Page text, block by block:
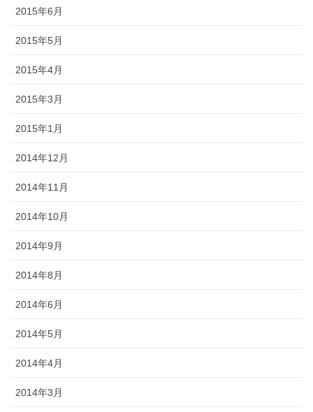
2015年6月
2015年5月
2015年4月
2015年3月
2015年1月
2014年12月
2014年11月
2014年10月
2014年9月
2014年8月
2014年6月
2014年5月
2014年4月
2014年3月